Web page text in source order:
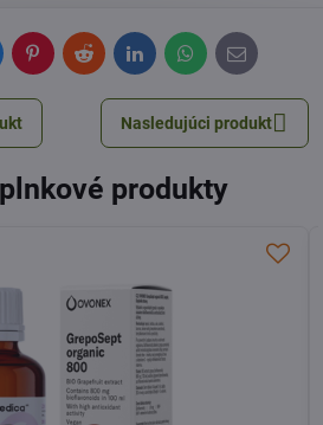
PinterestRedditLinkedInWhatsApp
E-
mail
Nasledujúci produkt
produkty